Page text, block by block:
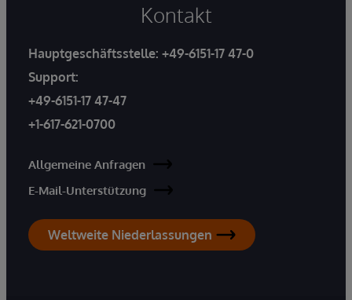
Kontakt
Hauptgeschäftsstelle: +49-6151-17 47-0
Support:
+49-6151-17 47-47
+1-617-621-0700
Allgemeine Anfragen
E-Mail-Unterstützung
Weltweite Niederlassungen